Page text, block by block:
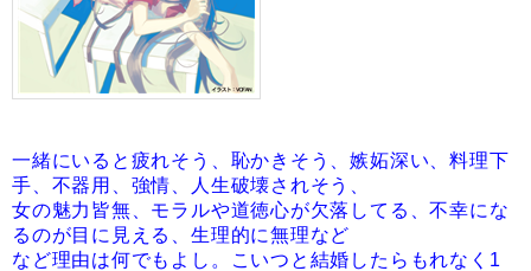
一緒にいると疲れそう、恥かきそう、嫉妬深い、料理下
手、不器用、強情、人生破壊されそう、
女の魅力皆無、モラルや道徳心が欠落してる、不幸にな
るのが目に見える、生理的に無理など
など理由は何でもよし。こいつと結婚したらもれなく1